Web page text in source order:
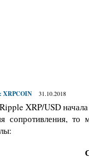
XRPCOIN 31.10.2018
XRP/USD
сопротивления, то